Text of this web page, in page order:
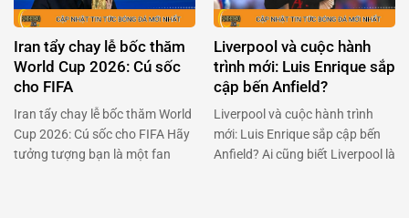
không chỉ đơn thuần là một ngôi
sao bóng đá, mà còn là …
khi không thể kích hoạt điều …
Iran tẩy chay lễ bốc thăm
World Cup 2026: Cú sốc
cho FIFA
Iran tẩy chay lễ bốc thăm World
Cup 2026: Cú sốc cho FIFA Hãy
tưởng tượng bạn là một fan
Liverpool và cuộc hành
trình mới: Luis Enrique sắp
cập bến Anfield?
Liverpool và cuộc hành trình
mới: Luis Enrique sắp cập bến
Anfield? Ai cũng biết Liverpool là